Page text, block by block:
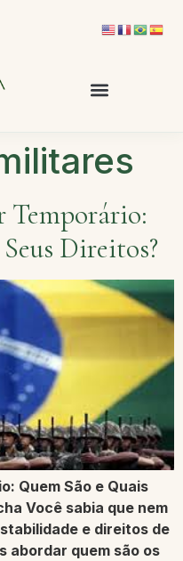
Direitos?
Quem São e Quais
Você sabia que nem
e direitos de
abordar quem são os